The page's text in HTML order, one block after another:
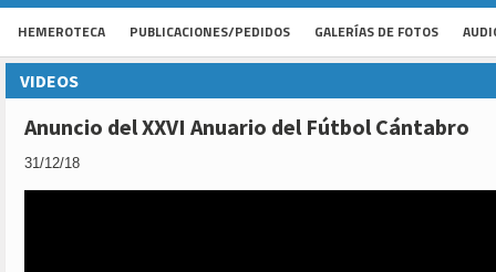
HEMEROTECA PUBLICACIONES/PEDIDOS GALERÍAS DE FOTOS
VIDEOS
Anuncio del XXVI Anuario del Fútbol Cántabro
31/12/18